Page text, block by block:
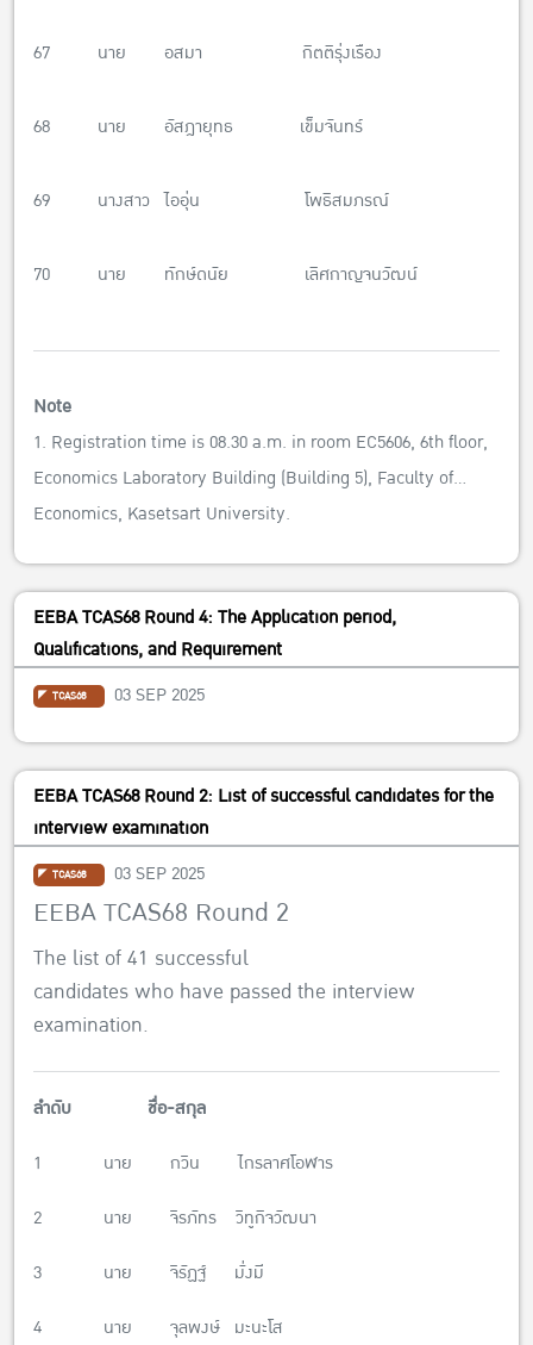
67 นาย อสมา กิตติรุ่งเรือง
68 นาย อัสฎายุทธ เข็มจันทร์
69 นางสาว ไออุ่น โพธิสมภรณ์
70 นาย ทักษ์ดนัย เลิศกาญจนวัฒน์
Note
1. Registration time is 08.30 a.m. in room EC5606, 6th floor,
Economics Laboratory Building (Building 5), Faculty of
Economics, Kasetsart University.
identity, portfolio, and documents that you uploaded into
the TCAS system to show.
3. Should you have further questions, please contact EEBA
staff 081-8191544.
EEBA TCAS68 Round 4: The Application period,
Qualifications, and Requirement
TCAS68 03 SEP 2025
EEBA TCAS68 Round 2: List of successful candidates for the
interview examination
TCAS68 03 SEP 2025
EEBA TCAS68 Round 2
The list of 41 successful
candidates who have passed the interview
examination.
ลำดับ ชื่อ-สกุล
1 นาย กวิน ไกรลาศโอฬาร
2 นาย จิรภัทร วิทูกิจวัฒนา
3 นาย จิรัฏฐ์ มั่งมี
4 นาย จุลพงษ์ มะนะโส